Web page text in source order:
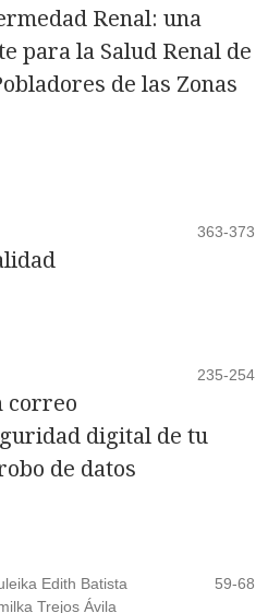
Renal: una
para la Salud Renal de
de las Zonas
363-373
235-254
correo
digital de tu
de datos
Edith Batista
Trejos Ávila
59-68